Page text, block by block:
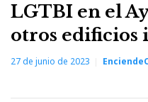
LGTBI en el
otros edificios
27 de junio de 2023